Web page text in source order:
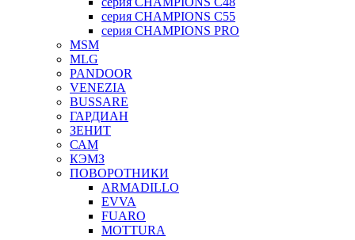
серия CHAMPIONS C55
серия CHAMPIONS PRO
MSM
MLG
PANDOOR
VENEZIA
BUSSARE
ГАРДИАН
ЗЕНИТ
САМ
КЭМЗ
ПОВОРОТНИКИ
ARMADILLO
EVVA
FUARO
MOTTURA